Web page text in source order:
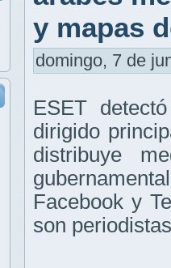
y mapas
domingo, 7 de
ESET
dirigido
distribuye
Facebook y
son